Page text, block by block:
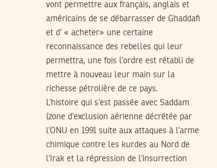
vont permettre aux français, anglais et
américains de se débarrasser de Ghaddafi
et d’ « acheter» une certaine
reconnaissance des rebelles qui leur
permettra, une fois l’ordre est rétabli de
mettre à nouveau leur main sur la
richesse pétrolière de ce pays.
L’histoire qui s’est passée avec Saddam
(zone d’exclusion aérienne décrétée par
l’ONU en 1991 suite aux attaques à l’arme
chimique contre les kurdes au Nord de
l’Irak et la répression de l’insurrection